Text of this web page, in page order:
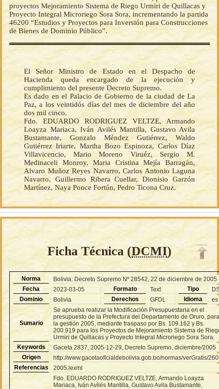
proyectos Mejoramiento Sistema de Riego Urmiri de Quillacas y
Proyecto Integral Microriego Sora Sora, incrementando la partida
46200 “Estudios y Proyectos para Inversión para Construcciones
de Bienes de Dominio Público”.
El Señor Ministro de Estado en el Despacho de
Hacienda queda encargado de la ejecución y
cumplimiento del presente Decreto Supremo.
Es dado en el Palacio de Gobierno de la ciudad de La
Paz, a los veintidós días del mes de diciembre del año
dos mil cinco.
Fdo. EDUARDO RODRIGUEZ VELTZE, Armando
Loayza Mariaca, Iván Avilés Mantilla, Gustavo Avila
Bustamante, Gonzalo Méndez Gutiérrez, Waldo
Gutiérrez Iriarte, Martha Bozo Espinoza, Carlos Díaz
Villavicencio, Mario Moreno Viruéz, Sergio M.
Medinaceli Monroy, Maria Cristina Mejía Barragán,
Alvaro Muñoz Reyes Navarro, Carlos Antonio Laguna
Navarro, Guillermo Ribera Cuellar, Dionisio Garzón
Martínez, Naya Ponce Fortún, Pedro Ticona Cruz.
Ficha Técnica (DCMI)
Norma
Bolivia: Decreto Supremo Nº 28542, 22 de diciembre de 2005
Fecha
2023-03-05 Formato Text Tipo
Dominio
Bolivia Derechos GFDL Idioma es
Sumario
Se aprueba realizar la Modificación Presupuestaria en el
presupuesto de la Prefectura del Departamento de Oruro,
la gestión 2005, mediante traspaso por Bs. 109.162 y Bs.
200.919 para los Proyectos de Mejoramiento Sistema de
Urmiri de Quillacas y Proyecto Integral Microriego Sora Sora.
Keywords
Gaceta 2837, 2005-12-29, Decreto Supremo, diciembre/2005
Origen
http://www.gacetaoficialdebolivia.gob.bo/normas/verGratis/
Referencias
2005.lexml
Fdo. EDUARDO RODRIGUEZ VELTZE, Armando Loayza
Mariaca, Iván Avilés Mantilla, Gustavo Avila Bustamante,